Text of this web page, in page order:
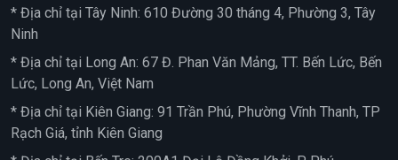
* Địa chỉ tại Tây Ninh: 610 Đường 30 tháng 4, Phường 3, Tây
Ninh
* Địa chỉ tại Long An: 67 Đ. Phan Văn Mảng, TT. Bến Lức, Bến
Lức, Long An, Việt Nam
* Địa chỉ tại Kiên Giang: 91 Trần Phú, Phường Vĩnh Thanh, TP
Rạch Giá, tỉnh Kiên Giang